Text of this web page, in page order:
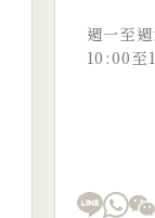
週一至週
10:00至